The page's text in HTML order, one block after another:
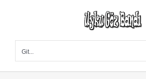
Git...